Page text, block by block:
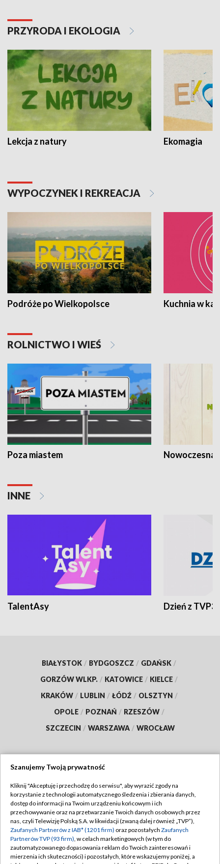
PRZYRODA I EKOLOGIA
Lekcja z natury Ekomagia
WYPOCZYNEK I REKREACJA
Podróże po Wielkopolsce Kuchnia w
ROLNICTWO I WIEŚ
Poza miastem Nowoczesna
INNE
TalentAsy Dzień z TVP3
BIAŁYSTOK / BYDGOSZCZ / GDAŃSK /
GORZÓW WLKP. / KATOWICE / KIELCE /
KRAKÓW / LUBLIN / ŁÓDŹ / OLSZTYN /
OPOLE / POZNAŃ / RZESZÓW /
SZCZECIN / WARSZAWA / WROCŁAW
TVP
Abonament TVP
Emisja w TVP
Centrum informacji TVP
Naziemna Telewizja Cyfrowa
Regulamin TVP
Polityka prywatności
Moje zgody
Szanujemy Twoją prywatność
Kliknij "Akceptuję i przechodzę do serwisu", aby wyrazić zgody na
korzystanie z technologii automatycznego śledzenia i zbierania danych,
dostęp do informacji na Twoim urządzeniu końcowym i ich
przechowywanie oraz na przetwarzanie Twoich danych osobowych przez
nas, czyli Telewizję Polską S.A. w likwidacji (zwaną dalej również „TVP”),
Zaufanych Partnerów z IAB* (1201 firm) oraz pozostałych Zaufanych
Partnerów TVP (93 firm), w celach marketingowych (w tym do
zautomatyzowanego dopasowania reklam do Twoich zainteresowań i
mierzenia ich skuteczności) i pozostałych, które wskazujemy poniżej, a